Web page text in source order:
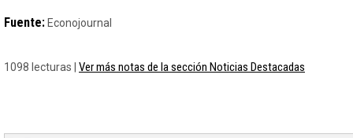
Fuente: Econojournal
1098 lecturas | Ver más notas de la sección Noticias Destacadas